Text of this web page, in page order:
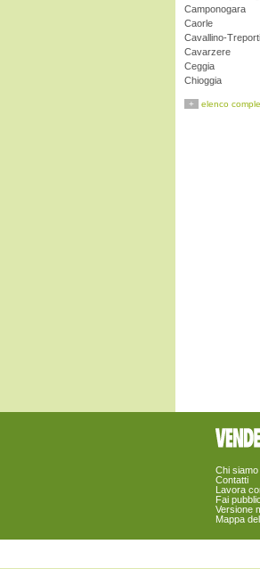
Camponogara
Caorle
Cavallino-Treporti
Cavarzere
Ceggia
Chioggia
Cona
San Donà di
San Michele al
Santa Maria di
Santo Stino di
+ elenco
Chi siamo
Contatti
Lavora
Fai
Versione
Mappa